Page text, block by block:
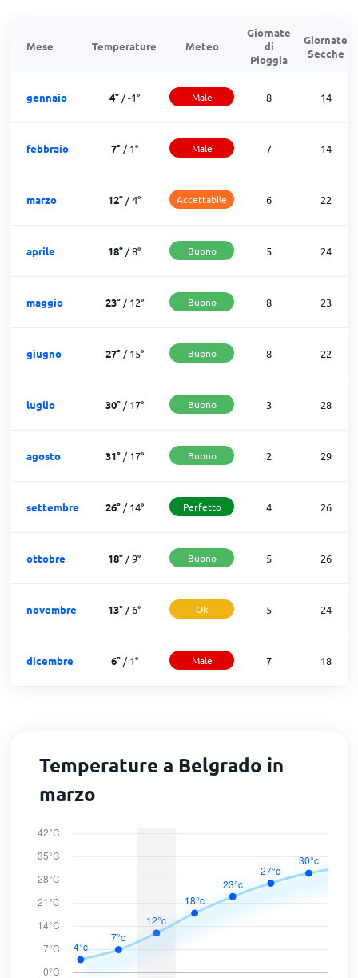
Mese Temperature Meteo
Giornate
di
Pioggia
Giornate
Secche
gennaio 4°/-1° Male 8 14
febbraio 7°/1° Male 7 14
marzo 12° /4° Accettabile 6 22
aprile 18° /8° Buono 5 24
maggio 23°/12° Buono 8 23
giugno 27°/15° Buono 8 22
luglio 30°/17° Buono 3 28
agosto 31°/17° Buono 2 29
settembre 26°/14° Perfetto 4 26
ottobre 18° /9° Buono 5 26
novembre 13° /6° Ok 5 24
dicembre 6°/1° Male 7 18
Temperature a Belgrado in
marzo